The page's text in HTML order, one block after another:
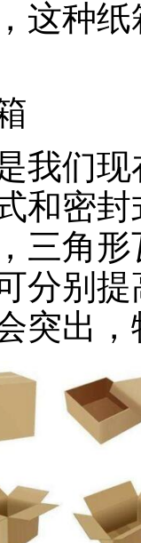
这种
们现
和密
三角
分别
突出